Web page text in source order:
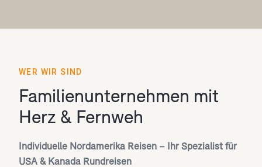
WER WIR SIND
Familienunternehmen mit
Herz & Fernweh
Individuelle Nordamerika Reisen – Ihr Spezialist für
USA & Kanada Rundreisen